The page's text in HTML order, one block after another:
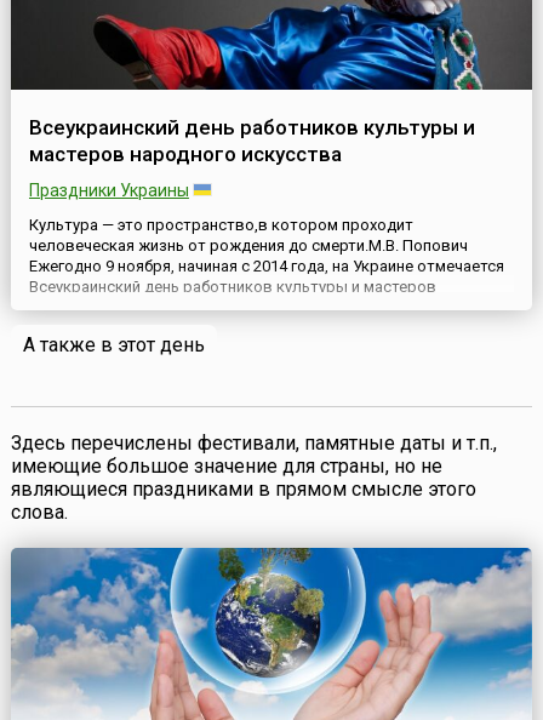
Всеукраинский день работников культуры и
мастеров народного искусства
Праздники Украины
Культура — это пространство,в котором проходит
человеческая жизнь от рождения до смерти.М.В. Попович
Ежегодно 9 ноября, начиная с 2014 года, на Украине отмечается
Всеукраинский день работников культуры и мастеров
народного искусства (укр. Всеукраїнський день працівників
этот праздник был установлен в марте 2000 года Указом п...
А также в этот день
Здесь перечислены фестивали, памятные даты и т.п.,
имеющие большое значение для страны, но не
являющиеся праздниками в прямом смысле этого
слова.